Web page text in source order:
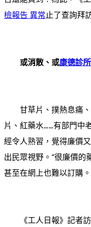
檢報告 異常 止了查詢拜
或消散、或康德診所
甘草片、撲熱息痛、
片、紅藥水……有部門中
經令人熟習，覺得廉價
出民眾視野。“很廉價的
甚至在網上也難以訂購
《工人日報》記者訪